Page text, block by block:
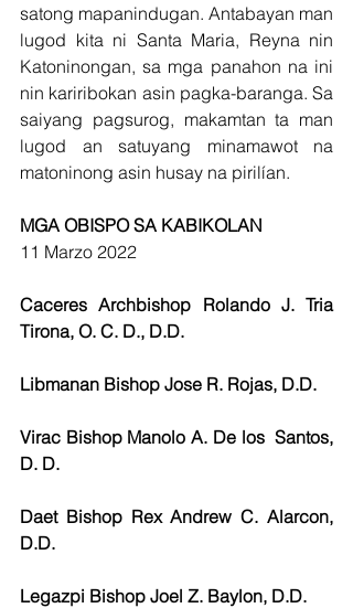
satong mapanindugan. Antabayan man
lugod kita ni Santa Maria, Reyna nin
Katoninongan, sa mga panahon na ini
nin kariribokan asin pagka-baranga. Sa
saiyang pagsurog, makamtan ta man
lugod an satuyang minamawot na
matoninong asin husay na pirilían.
MGA OBISPO SA KABIKOLAN
11 Marzo 2022
Caceres Archbishop Rolando J. Tria
Tirona, O. C. D., D.D.
Libmanan Bishop Jose R. Rojas, D.D.
Virac Bishop Manolo A. De los  Santos,
D. D.
Daet Bishop Rex Andrew C. Alarcon,
D.D.
Legazpi Bishop Joel Z. Baylon, D.D.